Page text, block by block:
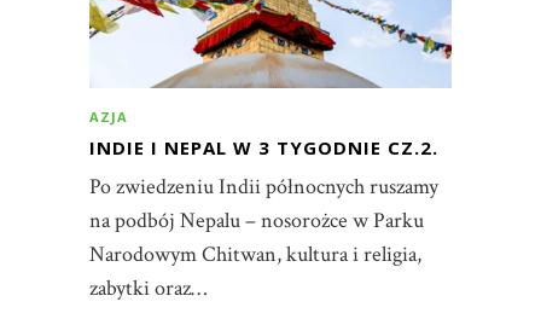
AZJA
INDIE I NEPAL W 3 TYGODNIE CZ.2.
Po zwiedzeniu Indii północnych ruszamy
na podbój Nepalu – nosorożce w Parku
Narodowym Chitwan, kultura i religia,
zabytki oraz…